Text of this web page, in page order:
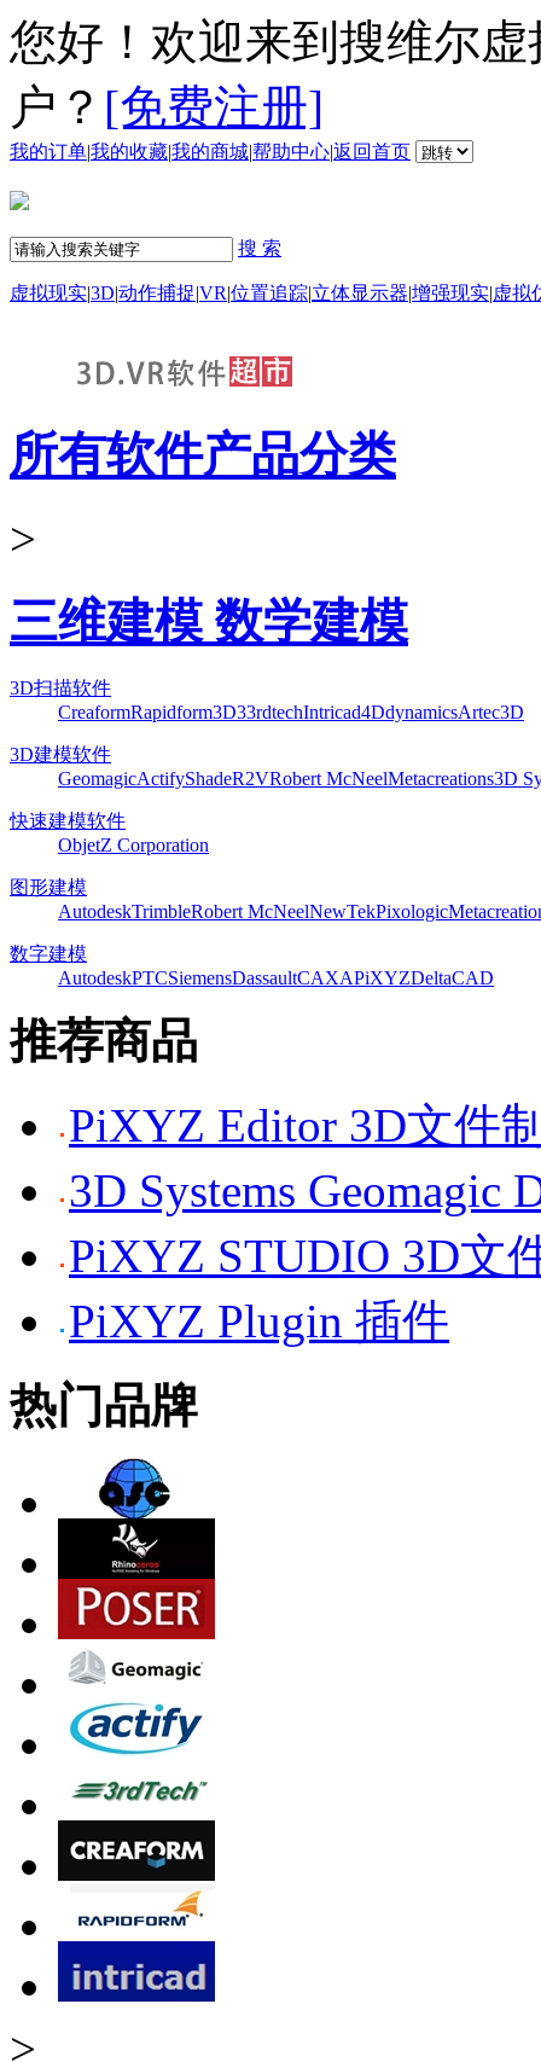
您好！欢迎来到搜维尔
户？ [免费注册]
我的订单|我的收藏|我的商城|帮助中心|返回首页
搜 索
虚拟现实|3D|动作捕捉|VR|位置追踪|立体显示器|增强现实|虚拟
所有软件产品分类
>
三维建模 数学建模
3D扫描软件
CreaformRapidform3D33rdtechIntricad4DdynamicsArtec3D
3D建模软件
GeomagicActifyShadeR2VRobert McNeelMetacreations3D
快速建模软件
ObjetZ Corporation
图形建模
AutodeskTrimbleRobert McNeelNewTekPixologic
数字建模
AutodeskPTCSiemensDassaultCAXAPiXYZDeltaCAD
推荐商品
PiXYZ Editor 3D文件
3D Systems
PiXYZ STUDIO 3D文
PiXYZ Plugin 插件
热门品牌
>